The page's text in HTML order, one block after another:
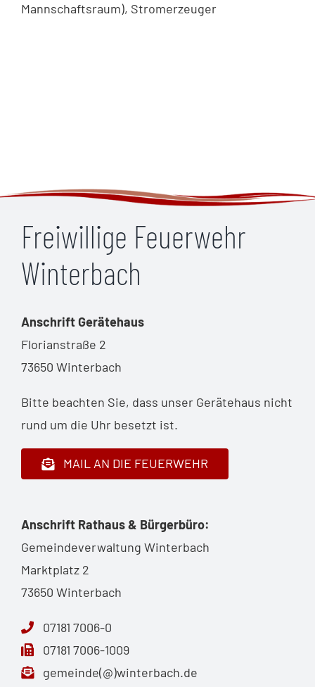
Mannschaftsraum), Stromerzeuger
Freiwillige Feuerwehr
Winterbach
Anschrift Gerätehaus
Florianstraße 2
73650 Winterbach
Bitte beachten Sie, dass unser Gerätehaus nicht
rund um die Uhr besetzt ist.
MAIL AN DIE FEUERWEHR
Anschrift Rathaus & Bürgerbüro:
Gemeindeverwaltung Winterbach
Marktplatz 2
73650 Winterbach
07181 7006-0
07181 7006-1009
gemeinde(@)winterbach.de